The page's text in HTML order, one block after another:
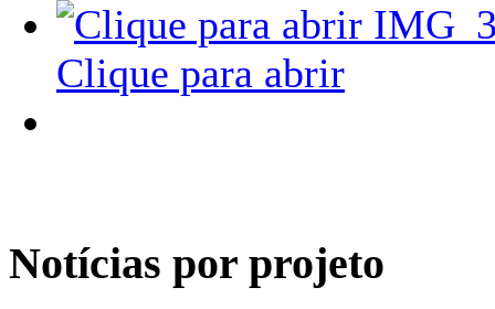
Clique para abrir
Notícias por projeto